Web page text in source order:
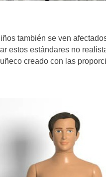
también se ven
estos estándares no
creado con las